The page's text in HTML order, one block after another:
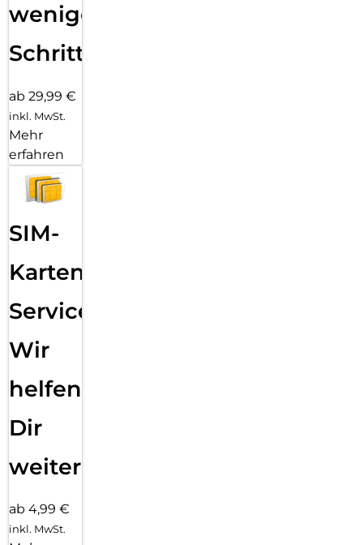
wenigen
Schritten
ab 29,99 €
inkl. MwSt.
Mehr
erfahren
SIM-
Karten
Service:
Wir
helfen
Dir
weiter
ab 4,99 €
inkl. MwSt.